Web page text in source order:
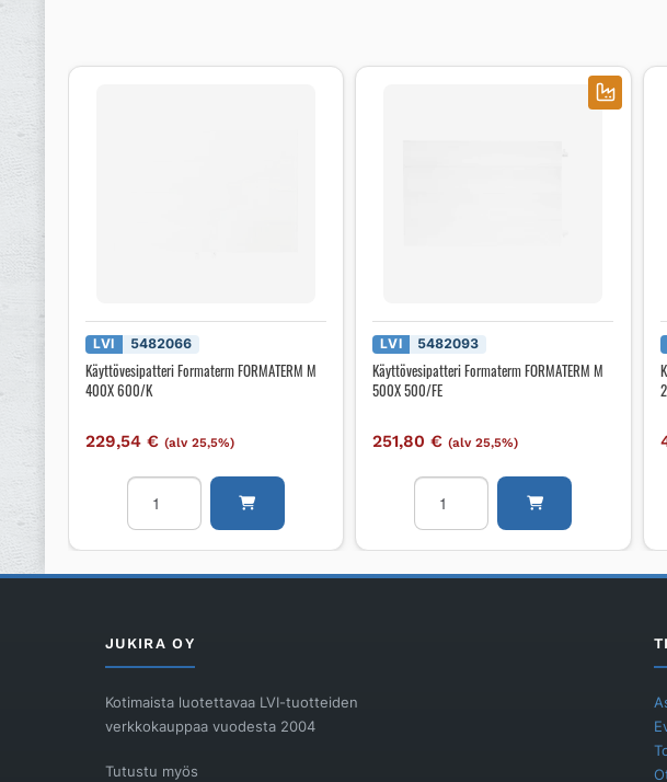
LVI 5482066
Käyttövesipatteri Formaterm FORMATERM M
400X 600/K
229,54€ (alv 25,5%)
Käyttövesipatteri
Formaterm
FORMATERM
400X
LVI 5482093
Käyttövesipatteri Formaterm FORMATERM M
500X 500/FE
251,80€ (alv 25,5%)
Käyttövesipatteri
Formaterm
FORMATERM
500X
JUKIRA OY
Kotimaista luotettavaa LVI-tuotteiden
verkkokauppaa vuodesta 2004
Tutustu myös